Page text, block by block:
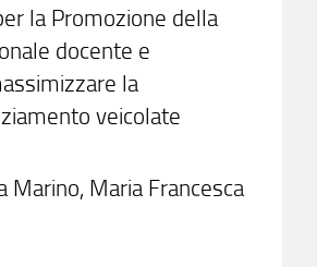
la Promozione della
docente e
la
veicolate
Maria Francesca